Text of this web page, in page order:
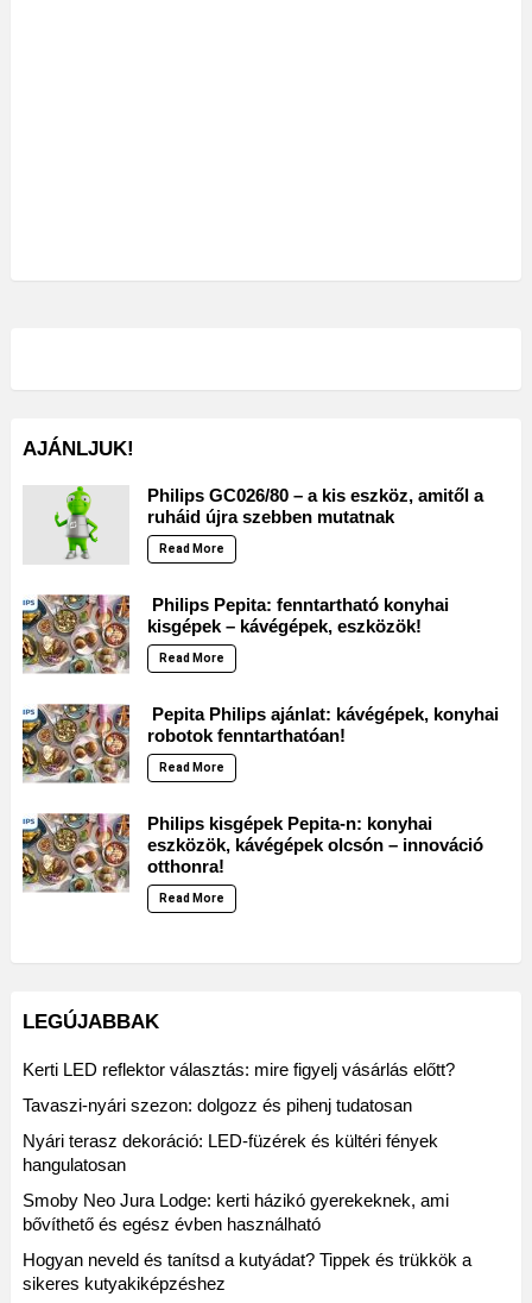
AJÁNLJUK!
Philips GC026/80 – a kis eszköz, amitől a
ruháid újra szebben mutatnak
Read More
Philips Pepita: fenntartható konyhai
kisgépek – kávégépek, eszközök!
Read More
Pepita Philips ajánlat: kávégépek, konyhai
robotok fenntarthatóan!
Read More
Philips kisgépek Pepita-n: konyhai
eszközök, kávégépek olcsón – innováció
otthonra!
Read More
LEGÚJABBAK
Kerti LED reflektor választás: mire figyelj vásárlás előtt?
Tavaszi-nyári szezon: dolgozz és pihenj tudatosan
Nyári terasz dekoráció: LED-füzérek és kültéri fények
hangulatosan
Smoby Neo Jura Lodge: kerti házikó gyerekeknek, ami
bővíthető és egész évben használható
Hogyan neveld és tanítsd a kutyádat? Tippek és trükkök a
sikeres kutyakiképzéshez